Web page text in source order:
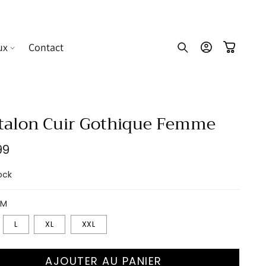
Contact ConnexionPanier
Cuir Gothique Femme
M
L XL XXL
AJOUTER AU PANIER